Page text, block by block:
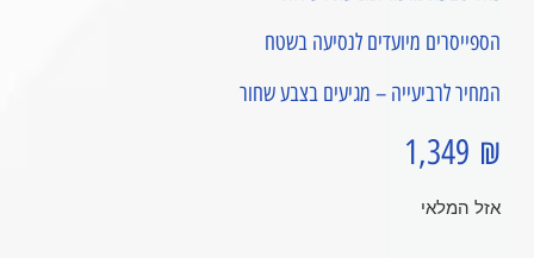
הספייסרים מיועדים לנסיעה בשטח
המחיר לרביעייה – מגיעים בצבע שחור
1,349 ₪
אזל המלאי